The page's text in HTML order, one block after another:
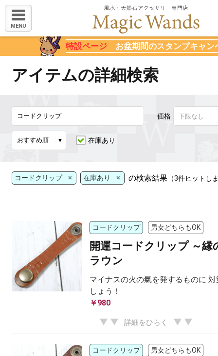
MENU
特設ページ お盆期間のスタンプキャン
アイテムの詳細検索
価格
在庫あり
コードクリップ × 在庫あり × の検索結果 （3件ヒットし
コードクリップ 男女どちらもOK
開運コードクリップ ～縁
ラウン
マイナスの火の氣を発するものに
しょう！
￥980
詳細をひらく
コードクリップ 男女どちらもOK